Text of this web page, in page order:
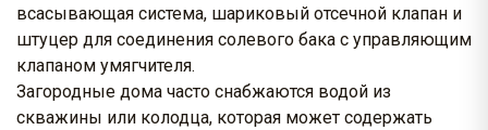
всасывающая система, шариковый отсечной клапан и
штуцер для соединения солевого бака с управляющим
клапаном умягчителя.
Загородные дома часто снабжаются водой из
скважины или колодца, которая может содержать